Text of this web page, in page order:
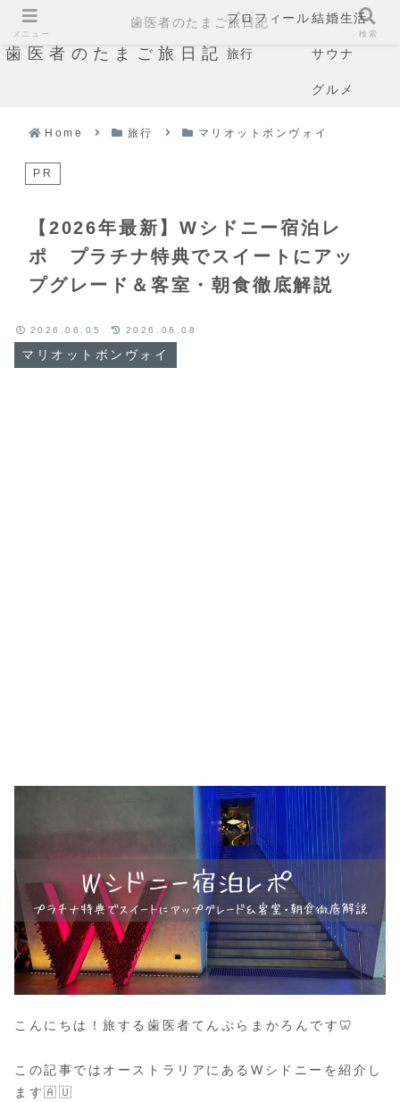
歯医者のたまご旅日記
プロフィール結婚生活
旅行 サウナ
グルメ
Home 旅行 マリオットボンヴォイ
PR
【2026年最新】Wシドニー宿泊レ
ポ プラチナ特典でスイートにアッ
プグレード＆客室・朝食徹底解説
マリオットボンヴォイ
2026.06.05 2026.06.08
こんにちは！旅する歯医者てんぷらまかろんです🦷
この記事ではオーストラリアにあるWシドニーを紹介し
ます🇦🇺
メニュー
歯医者のたまご旅日記
検索